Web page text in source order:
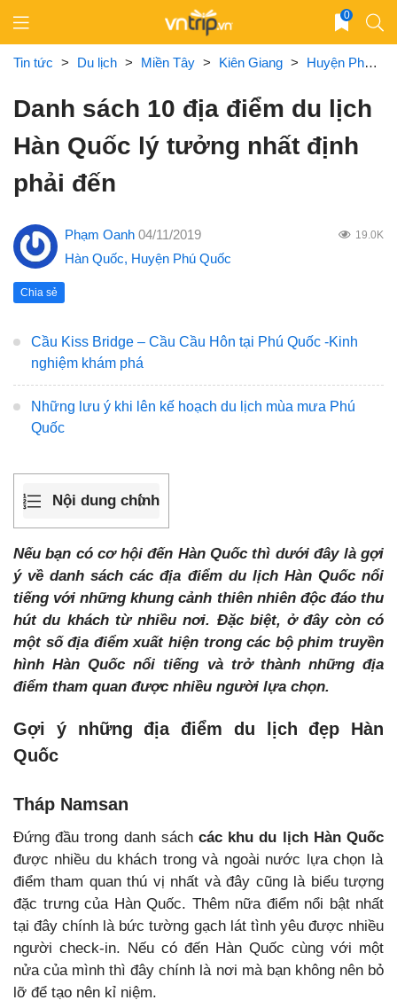
content
0
Tin tức > Du lịch > Miền Tây > Kiên Giang > Huyện Phú Quốc
Danh sách 10 địa điểm du lịch
Hàn Quốc lý tưởng nhất định
phải đến
Phạm Oanh 04/11/2019 19.0K
Hàn Quốc, Huyện Phú Quốc
Chia sẻ
Cầu Kiss Bridge – Cầu Cầu Hôn tại Phú Quốc -Kinh
nghiệm khám phá
Những lưu ý khi lên kế hoạch du lịch mùa mưa Phú
Quốc
Nội dung chính
Nếu bạn có cơ hội đến Hàn Quốc thì dưới đây là gợi
ý về danh sách các địa điểm du lịch Hàn Quốc nổi
tiếng với những khung cảnh thiên nhiên độc đáo thu
hút du khách từ nhiều nơi. Đặc biệt, ở đây còn có
một số địa điểm xuất hiện trong các bộ phim truyền
hình Hàn Quốc nổi tiếng và trở thành những địa
điểm tham quan được nhiều người lựa chọn.
Gợi ý những địa điểm du lịch đẹp Hàn
Quốc
Tháp Namsan
Đứng đầu trong danh sách các khu du lịch Hàn Quốc
được nhiều du khách trong và ngoài nước lựa chọn là
điểm tham quan thú vị nhất và đây cũng là biểu tượng
đặc trưng của Hàn Quốc. Thêm nữa điểm nổi bật nhất
tại đây chính là bức tường gạch lát tình yêu được nhiều
người check-in. Nếu có đến Hàn Quốc cùng với một
nửa của mình thì đây chính là nơi mà bạn không nên bỏ
lỡ để tạo nên kỉ niệm.